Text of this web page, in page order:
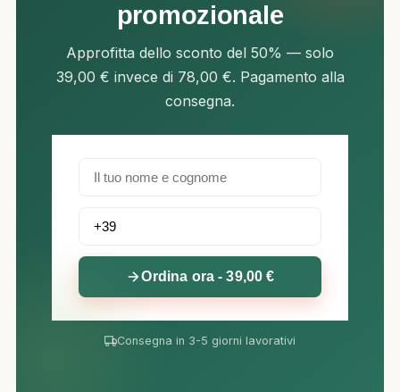
promozionale
Approfitta dello sconto del 50% — solo
39,00 € invece di 78,00 €. Pagamento alla
consegna.
Ordina ora - 39,00 €
Consegna in 3-5 giorni lavorativi